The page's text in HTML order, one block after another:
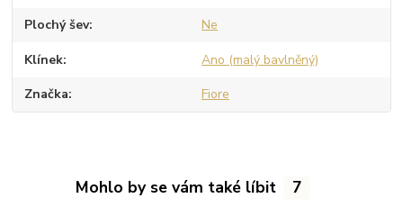
Plochý šev Ne
Klínek Ano (malý bavlněný)
Značka Fiore
Mohlo by se vám také líbit 7